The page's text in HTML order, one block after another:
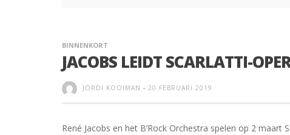
BINNENKORT
JACOBS LEIDT SCARLATTI-
JORDI KOOIMAN - 20 FEBRUARI 2019
René Jacobs en het B’Rock Orchestra spelen op 2